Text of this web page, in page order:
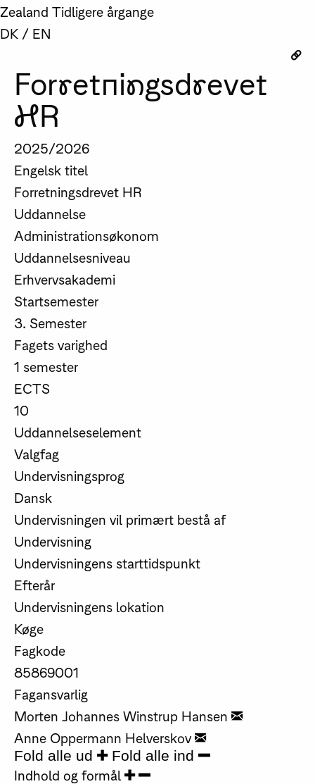
Zealand Tidligere årgange
DK / EN
Forretningsdrevet
HR
2025/2026
Engelsk titel
Forretningsdrevet HR
Uddannelse
Administrationsøkonom
Uddannelsesniveau
Erhvervsakademi
Startsemester
3. Semester
Fagets varighed
1 semester
ECTS
10
Uddannelseselement
Valgfag
Undervisningsprog
Dansk
Undervisningen vil primært bestå af
Undervisning
Undervisningens starttidspunkt
Efterår
Undervisningens lokation
Køge
Fagkode
85869001
Fagansvarlig
Morten Johannes Winstrup Hansen
Anne Oppermann Helverskov
Fold alle ud Fold alle ind
Indhold og formål